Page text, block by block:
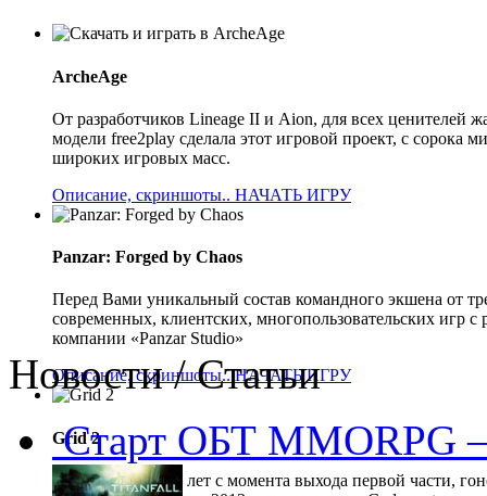
ArcheAge
От разработчиков Lineage II и Aion, для всех ценителей
модели free2play сделала этот игровой проект, с
широких игровых масс.
Описание, скриншоты.. НАЧАТЬ ИГРУ
Panzar: Forged by Chaos
Перед Вами уникальный состав командного экшена от
современных, клиентских, многопользовательских игр
компании «Panzar Studio»
Описание, скриншоты..НАЧАТЬ ИГРУ
Grid 2
Прошло 5 долгих лет с момента выхода первой части,
Новости / Статьи
Старт ОБТ MMORPG